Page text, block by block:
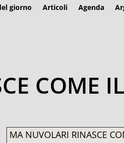
giorno Articoli Agenda
COME
MA NUVOLARI RINASCE